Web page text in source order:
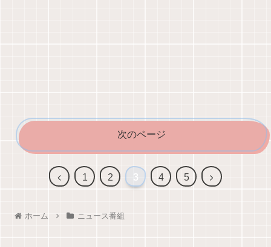
次のページ
1 2 3 4 5
ホーム ニュース番組